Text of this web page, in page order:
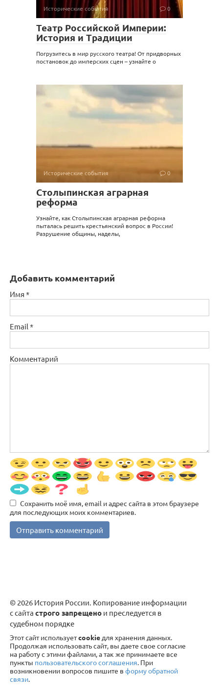
Исторические события 0
Театр Российской Империи:
История и Традиции
Погрузитесь в мир русского театра! От придворных
постановок до имперских сцен – узнайте о
Исторические события 0
Столыпинская аграрная
реформа
Узнайте, как Столыпинская аграрная реформа
пыталась решить крестьянский вопрос в России!
Разрушение общины, наделы,
Добавить комментарий
Имя *
Email *
Комментарий
Сохранить моё имя, email и адрес сайта в этом браузере
для последующих моих комментариев.
© 2026 История России. Копирование информации
с сайта строго запрещено и преследуется в
судебном порядке
Этот сайт используетcookie для хранения данных.
Продолжая использовать сайт, вы даете свое согласие
на работу с этими файлами, а так же принимаете все
пункты пользовательского соглашения . При
возникновении вопросов пишите в форму обратной
связи